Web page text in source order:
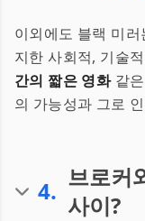
이외에도 블랙 미
지한 사회적, 기술
간의 짧은 영화같은
의 가능성과 그로
4. 브로커
사이?